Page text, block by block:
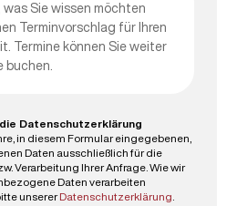
Datenschutzerklärung
in diesem Formular eingegebenen,
Daten ausschließlich für die
Verarbeitung Ihrer Anfrage. Wie wir
Daten verarbeiten
unsererDatenschutzerklärung.